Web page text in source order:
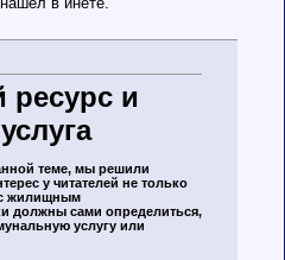
и
теме, мы решили
у читателей не только
с жилищным
должны сами определиться,
услугу или